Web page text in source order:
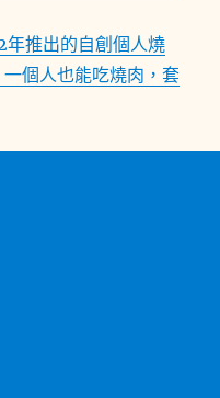
推出的自創個人燒
個人也能吃燒肉，套